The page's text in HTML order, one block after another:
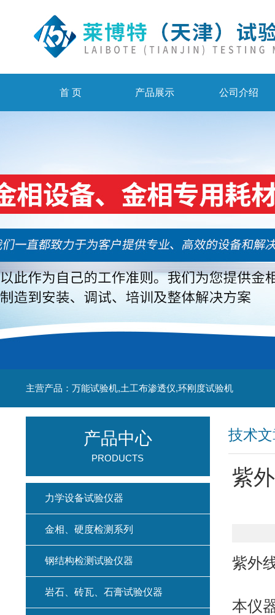
首 页 产品展示 公司介绍
主营产品：万能试验机,土工布渗透仪,环刚度试验机
技术
紫
紫外
本仪
产品中心
PRODUCTS
力学设备试验仪器
金相、硬度检测系列
钢结构检测试验仪器
岩石、砖瓦、石膏试验仪器